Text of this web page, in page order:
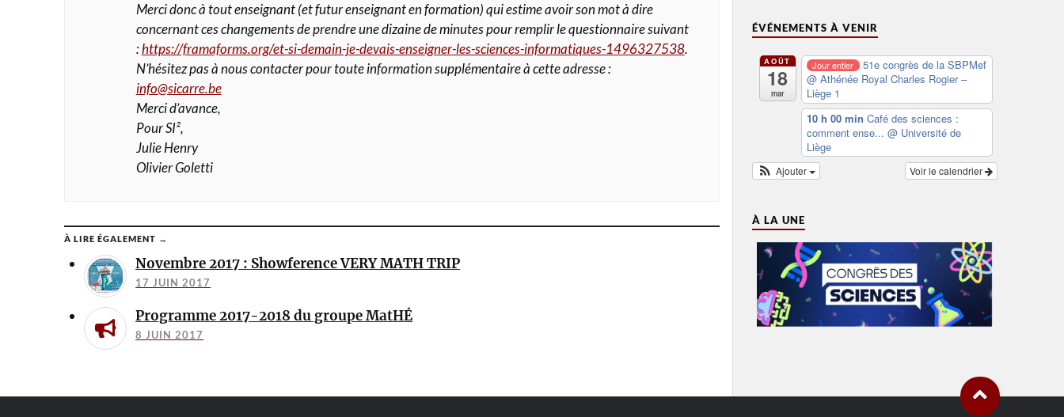
Merci donc à tout enseignant (et futur enseignant en formation) qui estime avoir son mot à dire
concernant ces changements de prendre une dizaine de minutes pour remplir le questionnaire suivant
:https://framaforms.org/et-si-demain-je-devais-enseigner-les-sciences-informatiques-1496327538.
N’hésitez pas à nous contacter pour toute information supplémentaire à cette adresse :
info@sicarre.be
Merci d’avance,
Pour SI²,
Julie Henry
Olivier Goletti
À LIRE ÉGALEMENT →
Novembre 2017 : Showference VERY MATH TRIP
17 JUIN 2017
Programme 2017-2018 du groupe MatHÉ
8 JUIN 2017
ÉVÉNEMENTS À VENIR
AOÛT
18
mar
Jour entier
51e congrès de la SBPMef
@ Athénée Royal Charles Rogier –
Liège 1
10 h 00 min Café des sciences :
comment ense... @ Université de
Liège
Voir le calendrier
Ajouter
À LA UNE